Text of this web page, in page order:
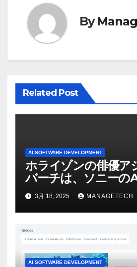
シ
ョ
ン
By
Related Post
AI SOFTWARE DEVELOPMENT
ホライゾンの俳優ア
バーチは、ソニーの
ビデオを見て「ゲー
マンスという芸術形
感じた」と語る –
3月 18, 2025 MANAGETECH
AI SOFTWARE DEVELOPMENT